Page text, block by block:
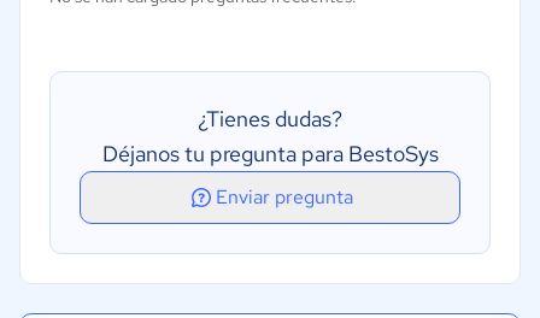
Recordatorios de citas
¿Tienes dudas?
Déjanos tu pregunta para BestoSys
Enviar pregunta